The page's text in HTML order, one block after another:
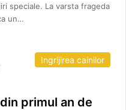
speciale. La varsta frageda
un…
Ingrijirea cainilor
primul an de